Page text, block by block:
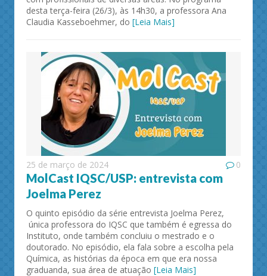
desta terça-feira (26/3), às 14h30, a professora Ana
Claudia Kasseboehmer, do [Leia Mais]
25 de março de 2024 0
MolCast IQSC/USP: entrevista com
Joelma Perez
O quinto episódio da série entrevista Joelma Perez,
única professora do IQSC que também é egressa do
Instituto, onde também concluiu o mestrado e o
doutorado. No episódio, ela fala sobre a escolha pela
Química, as histórias da época em que era nossa
graduanda, sua área de atuação [Leia Mais]